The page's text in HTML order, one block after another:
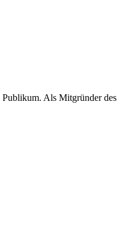
Publikum. Als Mitgründer des